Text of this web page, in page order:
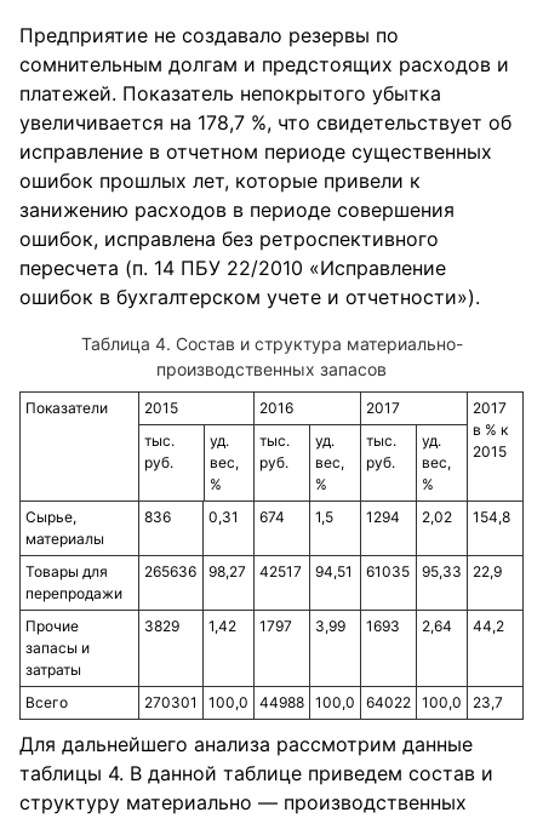
Предприятие не создавало резервы по
сомнительным долгам и предстоящих расходов и
платежей. Показатель непокрытого убытка
увеличивается на 178,7 %, что свидетельствует об
исправление в отчетном периоде существенных
ошибок прошлых лет, которые привели к
занижению расходов в периоде совершения
ошибок, исправлена без ретроспективного
пересчета (п. 14 ПБУ 22/2010 «Исправление
ошибок в бухгалтерском учете и отчетности»).
Таблица 4. Состав и структура материально-
производственных запасов
Показатели 2015 2016 2017
2017
в % к
2015
тыс.
руб.
уд.
вес,
%
тыс.
руб.
уд.
вес,
%
тыс.
руб.
уд.
вес,
%
Сырье,
материалы
836 0,31 674 1,5 1294 2,02 154,8
Товары для
перепродажи
265636 98,27 42517 94,51 61035 95,33 22,9
Прочие
запасы и
затраты
3829 1,42 1797 3,99 1693 2,64 44,2
Всего 270301 100,0 44988 100,0 64022 100,0 23,7
Для дальнейшего анализа рассмотрим данные
таблицы 4. В данной таблице приведем состав и
структуру материально — производственных